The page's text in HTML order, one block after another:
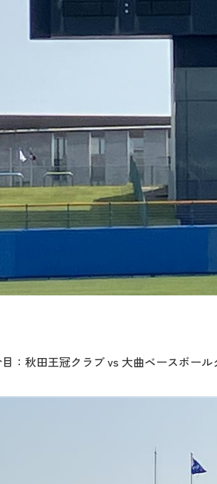
目：秋田王冠クラブ vs 大曲ベースボール